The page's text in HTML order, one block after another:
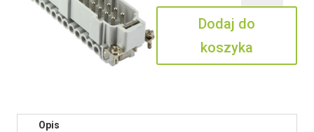
24
Dodaj do
koszyka
Opis